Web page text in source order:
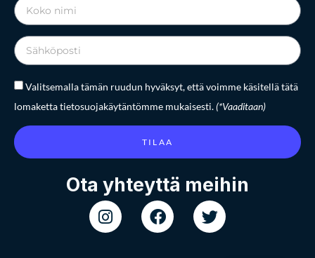
Valitsemalla tämän ruudun hyväksyt, että voimme käsitellä tätä
lomaketta tietosuojakäytäntömme mukaisesti.(*Vaaditaan)
TILAA
Ota yhteyttä meihin